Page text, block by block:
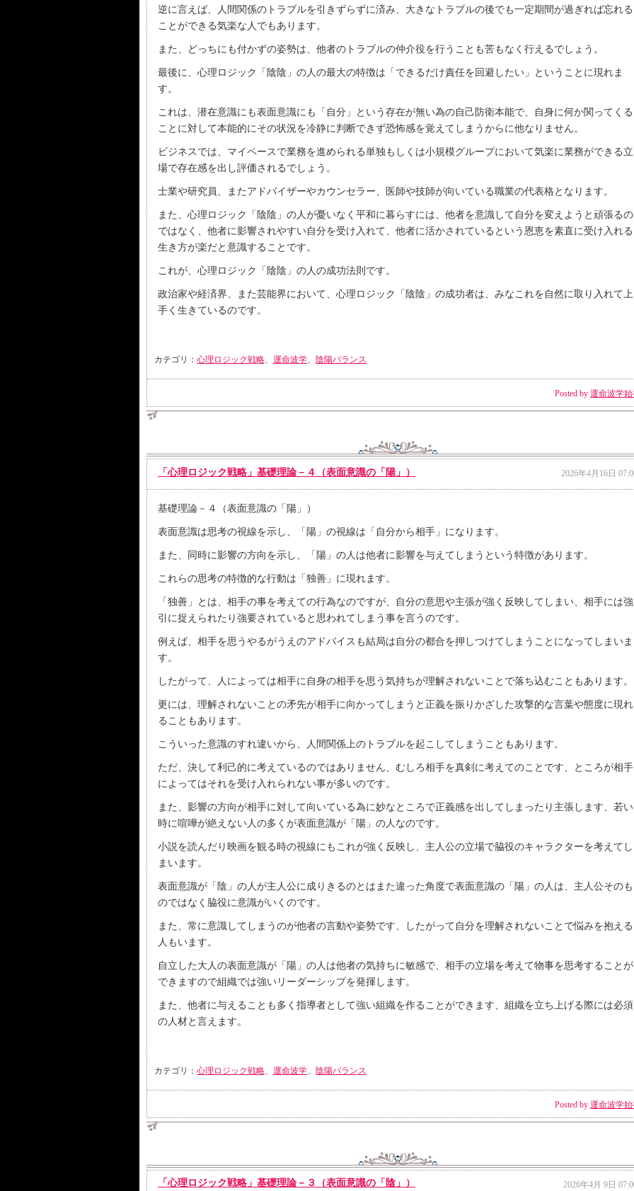
逆に言えば、人間関係のトラブルを引きずらずに済み、大きなトラブルの後でも一定期間が過ぎれば忘れる
ことができる気楽な人でもあります。
また、どっちにも付かずの姿勢は、他者のトラブルの仲介役を行うことも苦もなく行えるでしょう。
最後に、心理ロジック「陰陰」の人の最大の特徴は「できるだけ責任を回避したい」ということに現れま
す。
これは、潜在意識にも表面意識にも「自分」という存在が無い為の自己防衛本能で、自身に何か関ってくる
ことに対して本能的にその状況を冷静に判断できず恐怖感を覚えてしまうからに他なりません。
ビジネスでは、マイペースで業務を進められる単独もしくは小規模グループにおいて気楽に業務ができる立
場で存在感を出し評価されるでしょう。
士業や研究員、またアドバイザーやカウンセラー、医師や技師が向いている職業の代表格となります。
また、心理ロジック「陰陰」の人が憂いなく平和に暮らすには、他者を意識して自分を変えようと頑張るの
ではなく、他者に影響されやすい自分を受け入れて、他者に活かされているという恩恵を素直に受け入れる
生き方が楽だと意識することです。
これが、心理ロジック「陰陰」の人の成功法則です。
政治家や経済界、また芸能界において、心理ロジック「陰陰」の成功者は、みなこれを自然に取り入れて上
手く生きているのです。
カテゴリ： 心理ロジック戦略、 運命波学、 陰陽バランス
Posted by 運命波学
「心理ロジック戦略」基礎理論－４（表面意識の「陽」） 2026年4月16日
基礎理論－４（表面意識の「陽」）
表面意識は思考の視線を示し、「陽」の視線は「自分から相手」になります。
また、同時に影響の方向を示し、「陽」の人は他者に影響を与えてしまうという特徴があります。
これらの思考の特徴的な行動は「独善」に現れます。
「独善」とは、相手の事を考えての行為なのですが、自分の意思や主張が強く反映してしまい、相手には強
引に捉えられたり強要されていると思われてしまう事を言うのです。
例えば、相手を思うやるがうえのアドバイスも結局は自分の都合を押しつけてしまうことになってしまいま
す。
したがって、人によっては相手に自身の相手を思う気持ちが理解されないことで落ち込むこともあります。
更には、理解されないことの矛先が相手に向かってしまうと正義を振りかざした攻撃的な言葉や態度に現れ
ることもあります。
こういった意識のすれ違いから、人間関係上のトラブルを起こしてしまうこともあります。
ただ、決して利己的に考えているのではありません、むしろ相手を真剣に考えてのことです、ところが相手
によってはそれを受け入れられない事が多いのです。
また、影響の方向が相手に対して向いている為に妙なところで正義感を出してしまったり主張します、若い
時に喧嘩が絶えない人の多くが表面意識が「陽」の人なのです。
小説を読んだり映画を観る時の視線にもこれが強く反映し、主人公の立場で脇役のキャラクターを考えてし
まいます。
表面意識が「陰」の人が主人公に成りきるのとはまた違った角度で表面意識の「陽」の人は、主人公そのも
のではなく脇役に意識がいくのです。
また、常に意識してしまうのが他者の言動や姿勢です、したがって自分を理解されないことで悩みを抱える
人もいます。
自立した大人の表面意識が「陽」の人は他者の気持ちに敏感で、相手の立場を考えて物事を思考することが
できますので組織では強いリーダーシップを発揮します。
また、他者に与えることも多く指導者として強い組織を作ることができます、組織を立ち上げる際には必須
の人材と言えます。
カテゴリ： 心理ロジック戦略 運命波学 陰陽バランス
Posted by 運命波学
「心理ロジック戦略」基礎理論－３（表面意識の「陰」） 2026年4月 9日